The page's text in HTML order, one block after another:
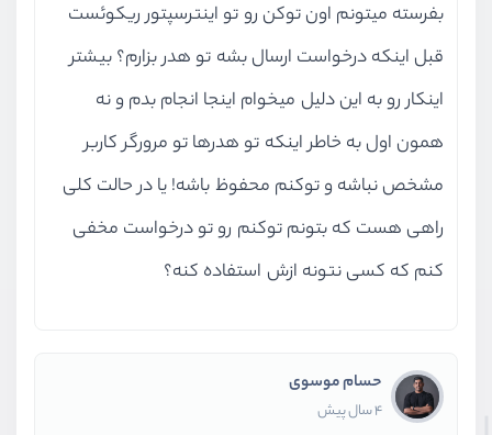
بفرسته میتونم اون توکن رو تو اینترسپتور ریکوئست
قبل اینکه درخواست ارسال بشه تو هدر بزارم؟ بیشتر
اینکار رو به این دلیل میخوام اینجا انجام بدم و نه
همون اول به خاطر اینکه تو هدرها تو مرورگر کاربر
مشخص نباشه و توکنم محفوظ باشه! یا در حالت کلی
راهی هست که بتونم توکنم رو تو درخواست مخفی
کنم که کسی نتونه ازش استفاده کنه؟
حسام موسوی
4 سال پیش